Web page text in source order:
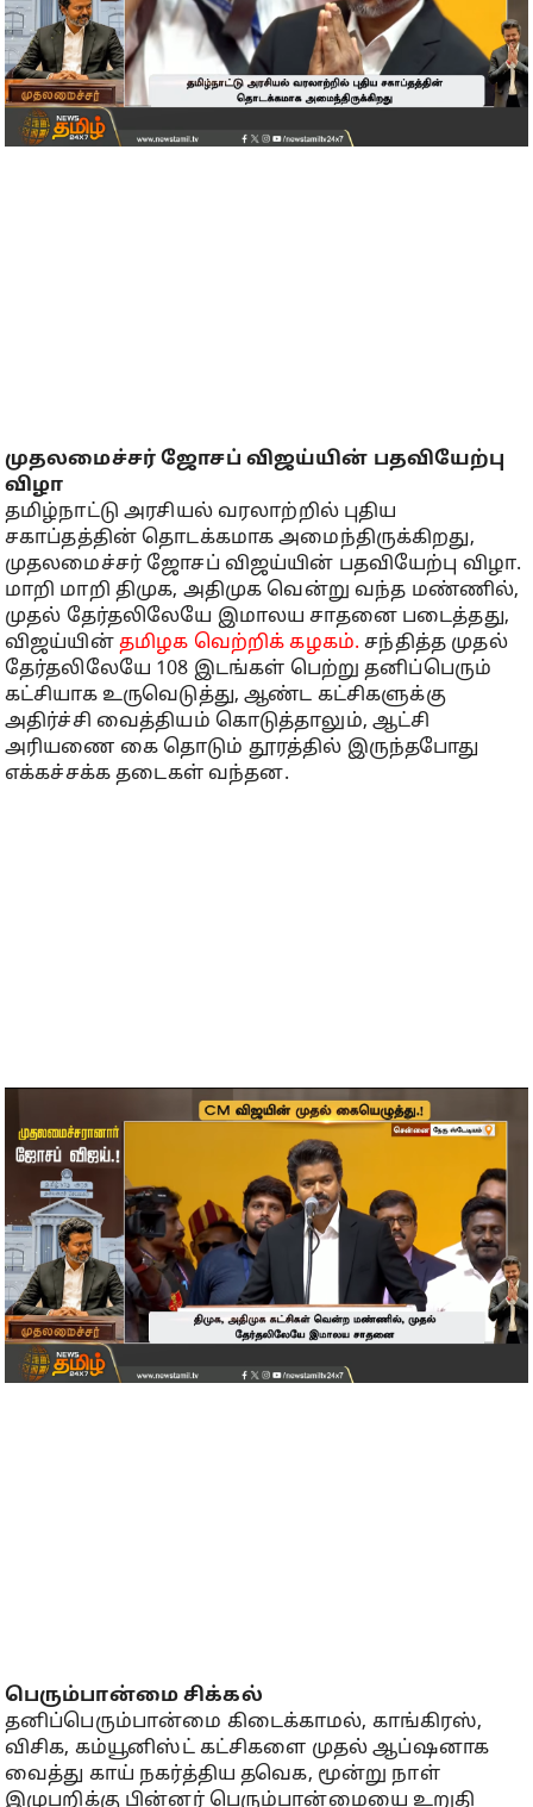
முதலமைச்சர் ஜோசப் விஜய்யின் பதவியேற்பு
விழா
தமிழ்நாட்டு அரசியல் வரலாற்றில் புதிய
சகாப்தத்தின் தொடக்கமாக அமைந்திருக்கிறது,
முதலமைச்சர் ஜோசப் விஜய்யின் பதவியேற்பு விழா.
மாறி மாறி திமுக, அதிமுக வென்று வந்த மண்ணில்,
முதல் தேர்தலிலேயே இமாலய சாதனை படைத்தது,
விஜய்யின் தமிழக வெற்றிக் கழகம். சந்தித்த முதல்
தேர்தலிலேயே 108 இடங்கள் பெற்று தனிப்பெரும்
கட்சியாக உருவெடுத்து, ஆண்ட கட்சிகளுக்கு
அதிர்ச்சி வைத்தியம் கொடுத்தாலும், ஆட்சி
அரியணை கை தொடும் தூரத்தில் இருந்தபோது
எக்கச்சக்க தடைகள் வந்தன.
பெரும்பான்மை சிக்கல்
தனிப்பெரும்பான்மை கிடைக்காமல், காங்கிரஸ்,
விசிக, கம்யூனிஸ்ட் கட்சிகளை முதல் ஆப்ஷனாக
வைத்து காய் நகர்த்திய தவெக, மூன்று நாள்
இழுபறிக்கு பின்னர் பெரும்பான்மையை உறுதி